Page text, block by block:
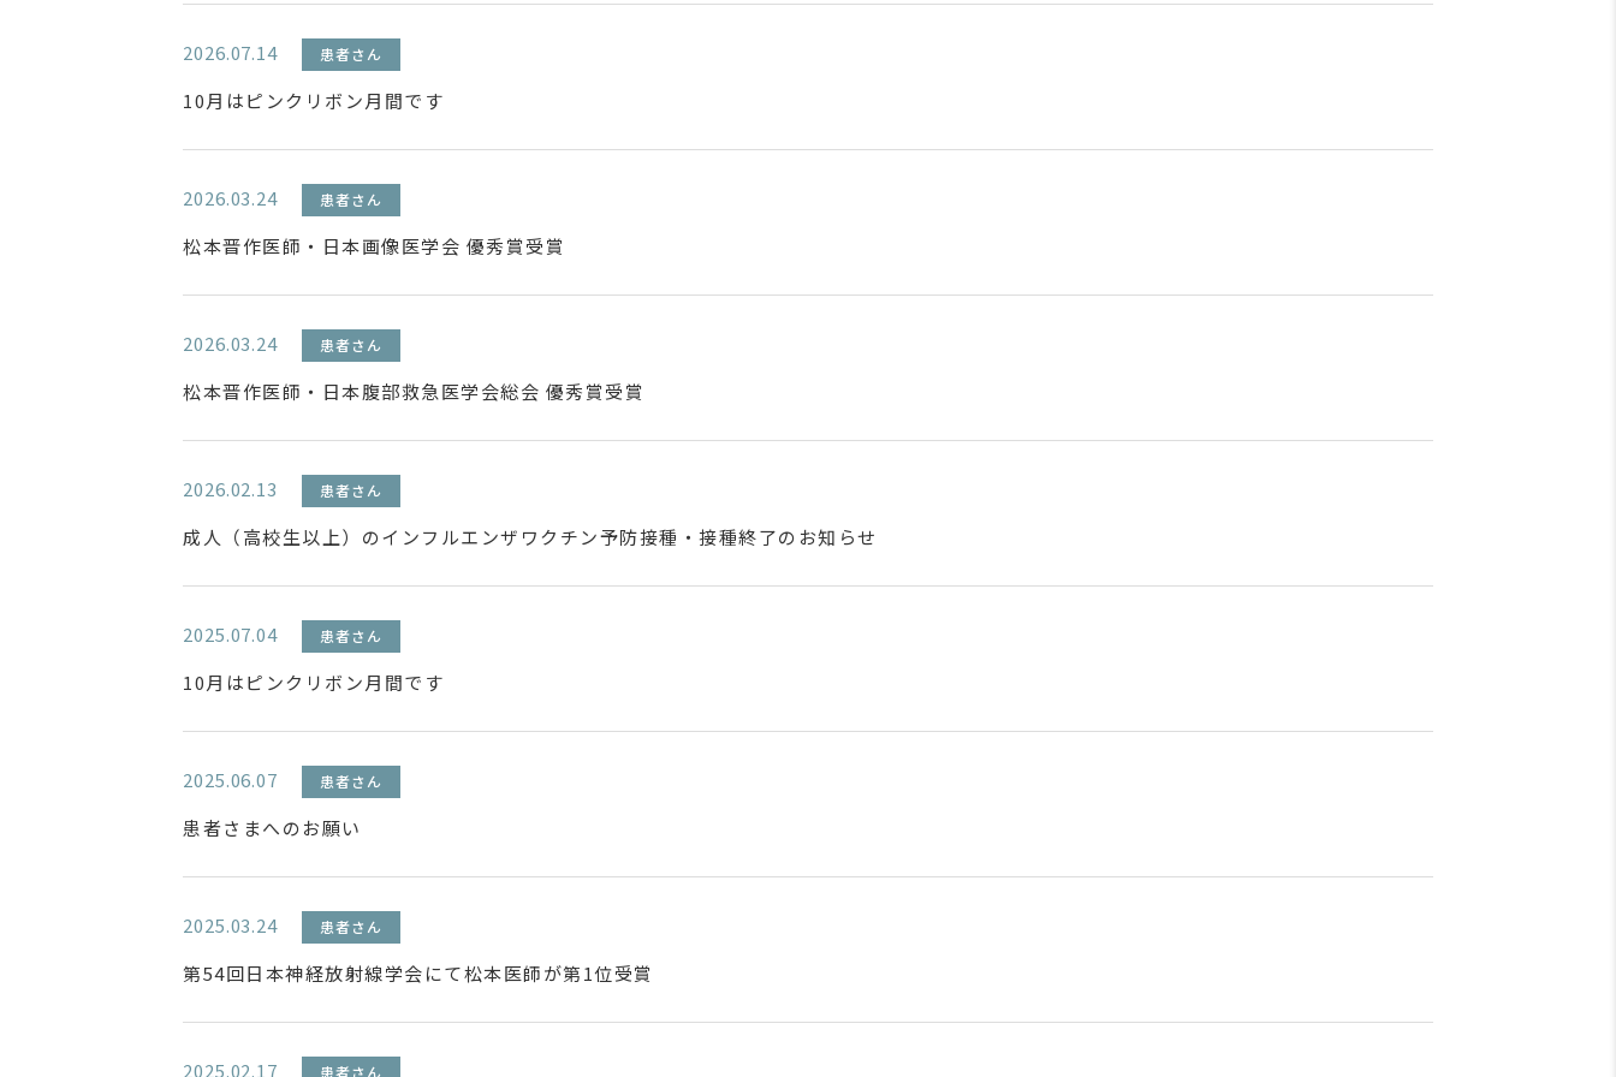
2026.07.14 患者さん
10月はピンクリボン月間です
2026.03.24 患者さん
松本晋作医師・日本画像医学会 優秀賞受賞
2026.03.24 患者さん
松本晋作医師・日本腹部救急医学会総会 優秀賞受賞
2026.02.13 患者さん
成人（高校生以上）のインフルエンザワクチン予防接種・接種終了のお知らせ
2025.07.04 患者さん
10月はピンクリボン月間です
2025.06.07 患者さん
患者さまへのお願い
2025.03.24 患者さん
第54回日本神経放射線学会にて松本医師が第1位受賞
2025.02.17 患者さん